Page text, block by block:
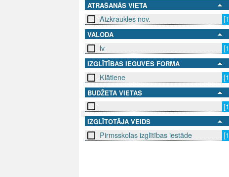
ATRAŠANĀS VIETA
Aizkraukles nov.
VALODA
lv
IZGLĪTĪBAS IEGUVES FORMA
Klātiene
BUDŽETA VIETAS
IZGLĪTOTĀJA VEIDS
Pirmsskolas izglītības iestāde
SEKO MUMS SAZINIES